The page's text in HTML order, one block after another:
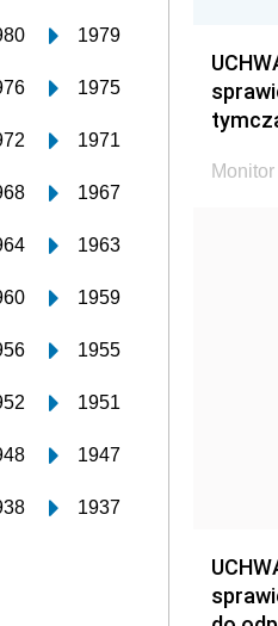
1979
1975
1971
1967
1963
1959
1955
1951
1947
1937